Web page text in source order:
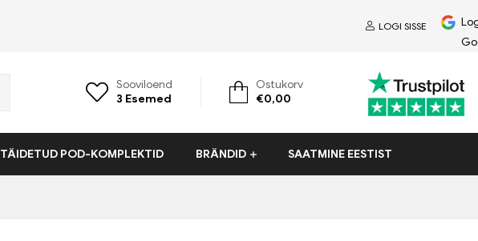
LOGI SISSE
Sooviloend
3 Esemed
Ostukorv
€0,00
TÄIDETUD POD-KOMPLEKTID BRÄNDID SAATMINE EESTIST